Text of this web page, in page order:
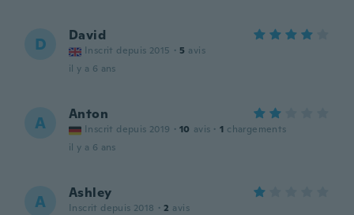
D David
Inscrit depuis 2015 · 5 avis
il y a 6 ans
A Anton
Inscrit depuis 2019 · 10 avis · 1 chargements
il y a 6 ans
A Ashley
Inscrit depuis 2018 · 2 avis